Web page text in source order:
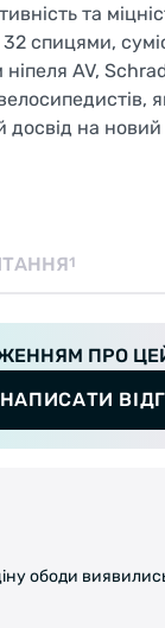
та
спицями,
AV,
досвід на новий
1
ПРО
НАПИСАТИ
ободи